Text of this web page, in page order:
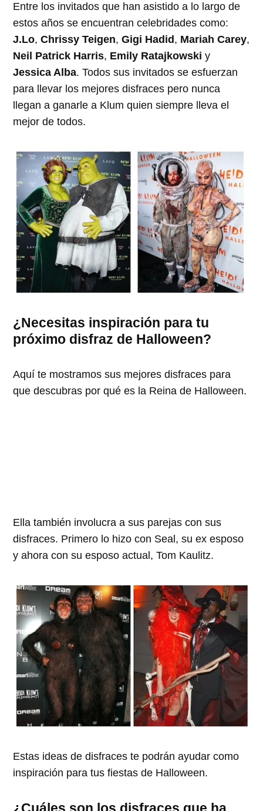
Entre los invitados que han asistido a lo largo de
estos años se encuentran celebridades como:
J.Lo,Chrissy Teigen,Gigi Hadid , Mariah Carey,
Neil Patrick Harris, Emily Ratajkowski y
Jessica Alba. Todos sus invitados se esfuerzan
para llevar los mejores disfraces pero nunca
llegan a ganarle a Klum quien siempre lleva el
mejor de todos.
¿Necesitas inspiración para tu
próximo disfraz de Halloween?
Aquí te mostramos sus mejores disfraces para
que descubras por qué es la Reina de Halloween.
Ella también involucra a sus parejas con sus
disfraces. Primero lo hizo con Seal, su ex esposo
y ahora con su esposo actual, Tom Kaulitz.
Estas ideas de disfraces te podrán ayudar como
inspiración para tus fiestas de Halloween.